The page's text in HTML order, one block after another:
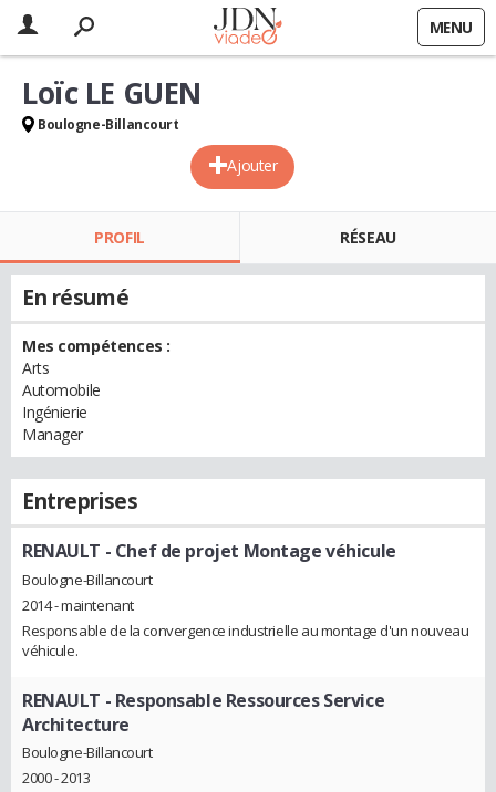
MENU
Ajouter
Loïc LE GUEN
Boulogne-Billancourt
PROFIL RÉSEAU
En résumé
Mes compétences :
Arts
Automobile
Ingénierie
Manager
Entreprises
RENAULT - Chef de projet Montage véhicule
Boulogne-Billancourt
2014 - maintenant
Responsable de la convergence industrielle au montage d'un nouveau
véhicule.
RENAULT - Responsable Ressources Service
Architecture
Boulogne-Billancourt
2000 - 2013